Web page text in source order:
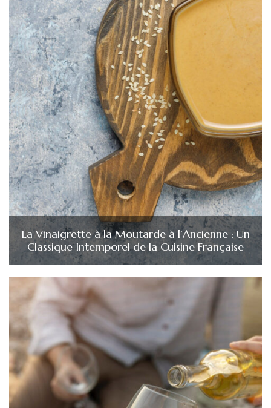
La Vinaigrette à la Moutarde à l’Ancienne : Un
Classique Intemporel de la Cuisine Française